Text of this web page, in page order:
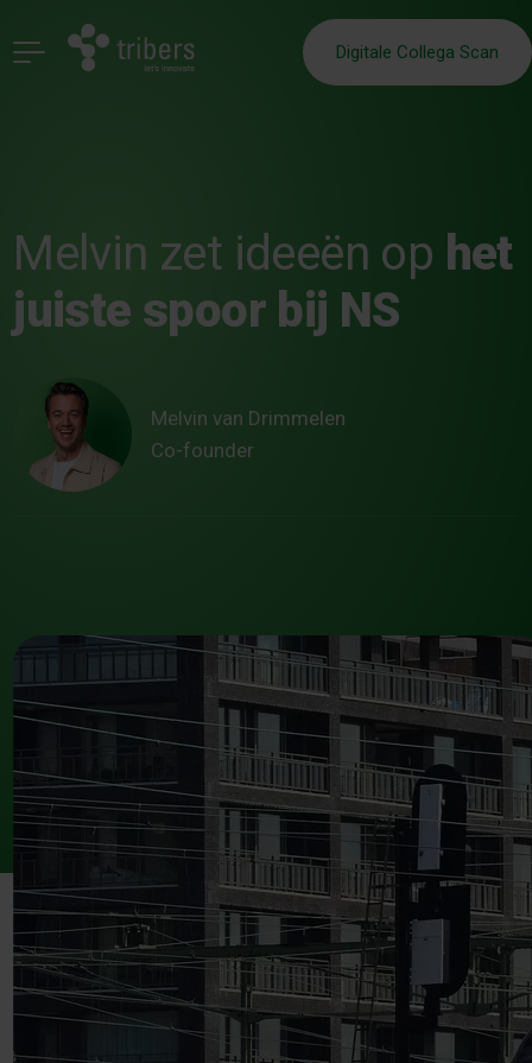
Digitale Collega Scan
Melvin zet ideeën op het
juiste spoor bij NS
Melvin van Drimmelen
Co-founder